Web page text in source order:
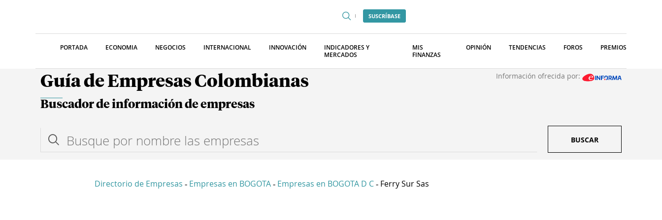
SUSCRÍBASE
PORTADA ECONOMIA NEGOCIOS INTERNACIONAL INNOVACIÓN
INDICADORES Y
MERCADOS
MIS
FINANZAS
OPINIÓN TENDENCIAS FOROS PREMIOS
Guía de Empresas Colombianas Información ofrecida por:
Buscador de información de empresas
BUSCAR
Directorio de Empresas - Empresas en BOGOTA - Empresas en BOGOTA D C - Ferry Sur Sas